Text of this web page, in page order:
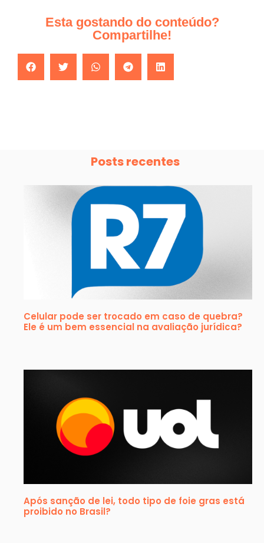
Esta gostando do conteúdo?
Compartilhe!
Posts recentes
Celular pode ser trocado em caso de quebra?
Ele é um bem essencial na avaliação jurídica?
Após sanção de lei, todo tipo de foie gras está
proibido no Brasil?